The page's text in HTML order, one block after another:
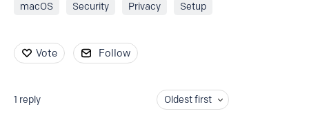
macOS Security Privacy Setup
Vote Follow
1 reply Oldest first